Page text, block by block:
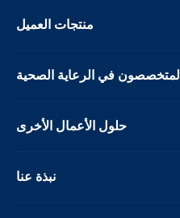
منتجات العميل
المتخصصون في الرعاية الصحية
حلول الأعمال الأخرى
نبذة عنا